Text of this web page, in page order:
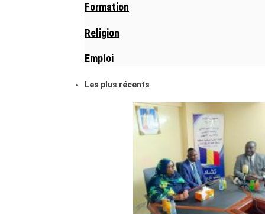
Formation
Religion
Emploi
Les plus récents